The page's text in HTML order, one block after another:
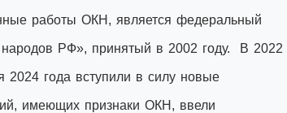
работы ОКН, является федеральный
РФ», принятый в 2002 году. В 2022
года вступили в силу новые
имеющих признаки ОКН, ввели